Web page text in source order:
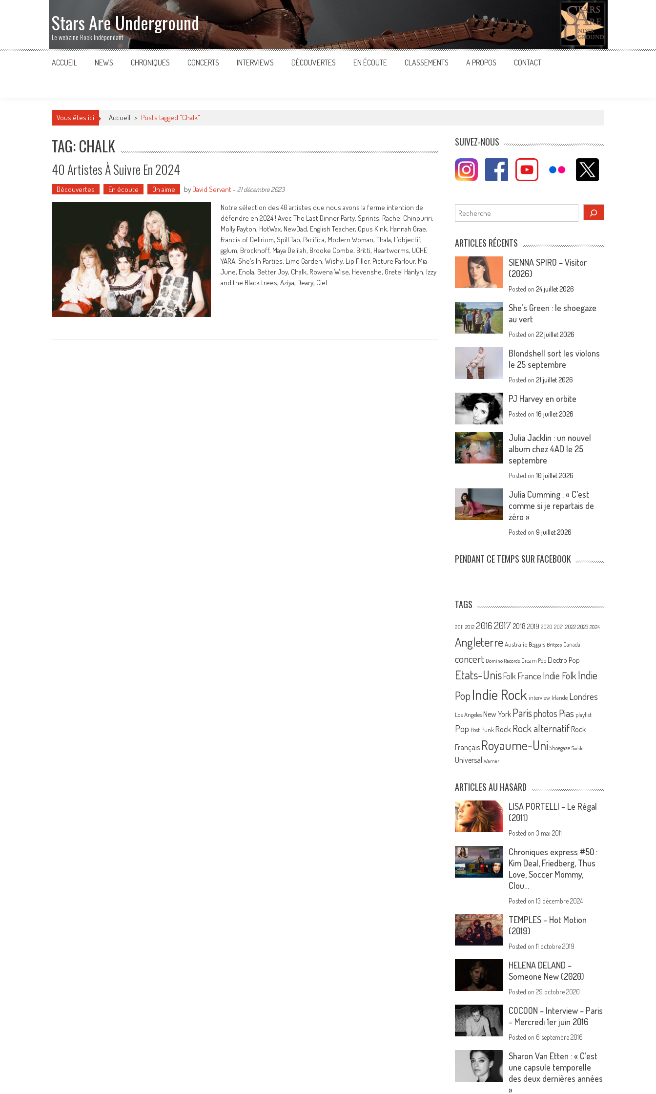
Stars Are Underground
Le webzine Rock Indépendant
ACCUEIL NEWS CHRONIQUES CONCERTS INTERVIEWS DÉCOUVERTES EN ÉCOUTE CLASSEMENTS A PROPOS CONTACT
Vous êtes ici Accueil > Posts tagged "Chalk"
TAG: CHALK
40 Artistes À Suivre En 2024
Découvertes En écoute On aime by David Servant- 21 décembre 2023
Notre sélection des 40 artistes que nous avons la ferme intention de
défendre en 2024 ! Avec The Last Dinner Party, Sprints, Rachel Chinouriri,
Molly Payton, HotWax, NewDad, English Teacher, Opus Kink, Hannah Grae,
Francis of Delirium, Spill Tab, Pacifica, Modern Woman, Thala, L’objectif,
gglum, Brockhoff, Maya Delilah, Brooke Combe, Britti, Heartworms, UCHE
YARA, She’s In Parties, Lime Garden, Wishy, Lip Filler, Picture Parlour, Mia
June, Enola, Better Joy, Chalk, Rowena Wise, Hevenshe, Gretel Hänlyn, Izzy
and the Black trees, Aziya, Deary, Ciel.
SUIVEZ-NOUS
Rechercher
ARTICLES RÉCENTS
SIENNA SPIRO – Visitor
(2026)
Posted on24 juillet 2026
She’s Green : le shoegaze
au vert
Posted on22 juillet 2026
Blondshell sort les violons
le 25 septembre
Posted on21 juillet 2026
PJ Harvey en orbite
Posted on16 juillet 2026
Julia Jacklin : un nouvel
album chez 4AD le 25
septembre
Posted on10 juillet 2026
Julia Cumming : « C’est
comme si je repartais de
zéro »
Posted on9 juillet 2026
PENDANT CE TEMPS SUR FACEBOOK
TAGS
2011 2012 20162017 2018 2019 2020 2021 2022 2023 2024
Angleterre Australie Beggars Britpop Canada
concert Domino Records Dream Pop Electro Pop
Etats-UnisFolk France Indie FolkIndie
PopIndie Rock interview Irlande Londres
Los Angeles New York Parisphotos Pias playlist
Pop Post Punk Rock Rock alternatif Rock
Français Royaume-Uni Shoegaze Suède
Universal Warner
ARTICLES AU HASARD
LISA PORTELLI – Le Régal
(2011)
Posted on3 mai 2011
Chroniques express #50 :
Kim Deal, Friedberg, Thus
Love, Soccer Mommy,
Clou…
Posted on13 décembre 2024
TEMPLES – Hot Motion
(2019)
Posted on11 octobre 2019
HELENA DELAND –
Someone New (2020)
Posted on29 octobre 2020
COCOON – Interview – Paris
– Mercredi 1er juin 2016
Posted on 6 septembre 2016
Sharon Van Etten : « C’est
une capsule temporelle
des deux dernières années
»